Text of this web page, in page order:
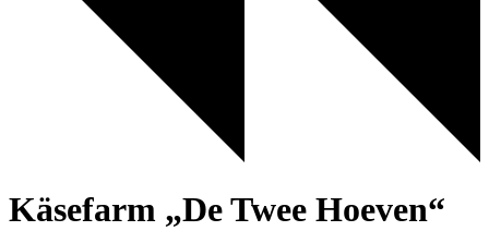
Käsefarm „De Twee Hoeven“